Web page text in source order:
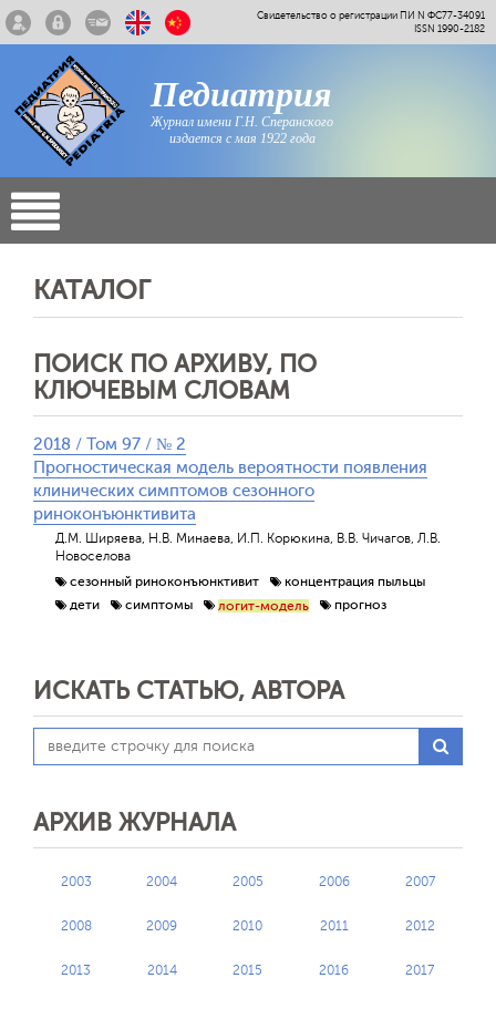
Свидетельство о регистрации ПИ N ФС77-34091
ISSN 1990-2182
Педиатрия
Журнал имени Г.Н. Сперанского
издается с мая 1922 года
КАТАЛОГ
ПОИСК ПО АРХИВУ, ПО
КЛЮЧЕВЫМ СЛОВАМ
2018 / Том 97 / № 2
Прогностическая модель вероятности появления
клинических симптомов сезонного
риноконъюнктивита
Д.М. Ширяева, Н.В. Минаева, И.П. Корюкина, В.В. Чичагов, Л.В.
Новоселова
сезонный риноконъюнктивит
концентрация пыльцы
дети
симптомы логит-модель прогноз
ИСКАТЬ СТАТЬЮ, АВТОРА
АРХИВ ЖУРНАЛА
2003 2004 2005 2006 2007
2008 2009 2010 2011 2012
2013 2014 2015 2016 2017